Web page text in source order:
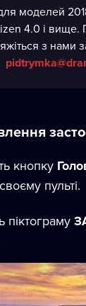
моделей
4.0 і вище.
з нами
кнопку
пульті.
піктограму